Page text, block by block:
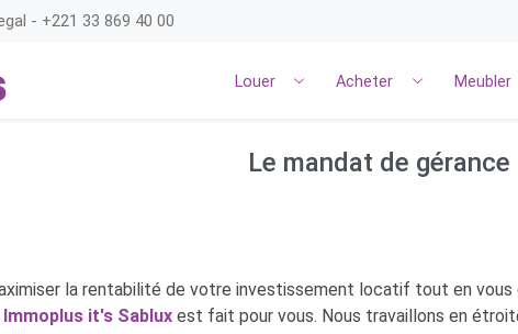
- +221 33 869 40 00
Louer Acheter Meubler
Le mandat de gérance
la rentabilité de votre investissement locatif tout en
Immoplus it's Sablux est fait pour vous. Nous travaillons en